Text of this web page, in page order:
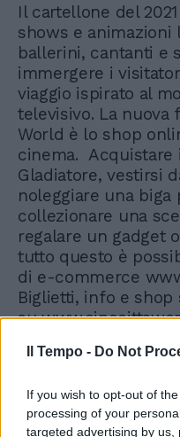
Il Tempo - Do Not
If you wish to opt-out of
processing of your
targeted advertising by
Il cartellone del
shows e animazioni
ballerini, cantanti e
immergere i
viaggio ispirato al
televisivo. La nuova
World è lo shop
cinema. Acquistare
Gladiatore, vestirsi
noleggiare una biga
collezionare una
regalare un gadget
tutto questo è
di e-commerce
Biglietti, info e shop
su